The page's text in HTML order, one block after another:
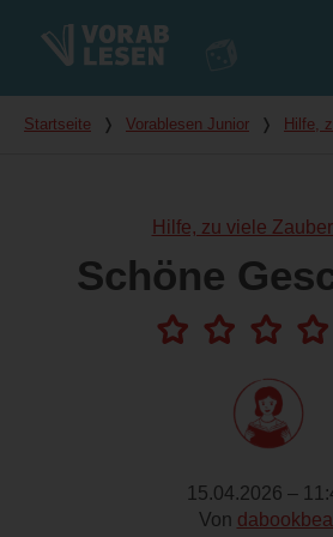
Du bist hier
Startseite ❭ Vorablesen Junior ❭ Hilfe,
Hilfe, zu viele
Schöne
15.04.2026 –
Von